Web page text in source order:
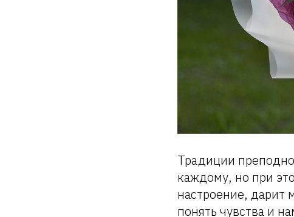
Традиции
каждому, но при
настроение,
понять чувства и